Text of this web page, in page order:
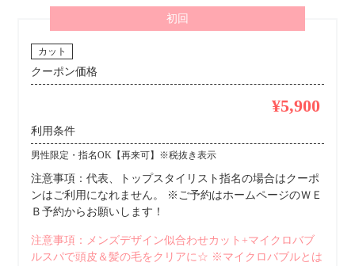
初回
カット
クーポン価格
¥5,900
利用条件
男性限定・指名OK【再来可】※税抜き表示
注意事項：代表、トップスタイリスト指名の場合はクーポ
ンはご利用になれません。 ※ご予約はホームページのＷＥ
Ｂ予約からお願いします！
注意事項：メンズデザイン似合わせカット+マイクロバブ
ルスパで頭皮＆髪の毛をクリアに☆ ※マイクロバブルとは